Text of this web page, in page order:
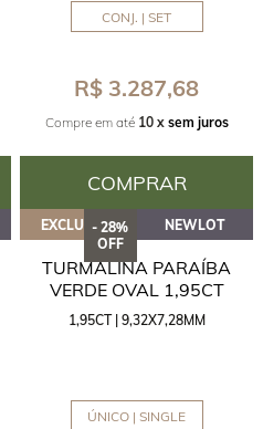
CONJ. | SET
R$ 3.287,68
Compre em até 10 x sem juros
COMPRAR
- 28%
OFF
EXCLUSIVA NEWLOT
TURMALINA PARAÍBA
VERDE OVAL 1,95CT
1,95CT | 9,32X7,28MM
ÚNICO | SINGLE